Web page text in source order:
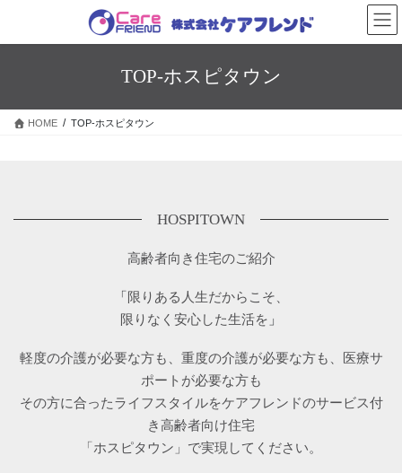
テ
ゲ
TOP-ホスピタウン
HOME TOP-ホスピタウン
HOSPITOWN
高齢者向き住宅のご紹介
「限りある人生だからこそ、
限りなく安心した生活を 」
軽度の介護が必要な方も、重度の介護が必要な方も、医療サ
ポートが必要な方も
その方に合ったライフスタイルをケアフレンドのサービス付
き高齢者向け住宅
「ホスピタウン」で実現してください。